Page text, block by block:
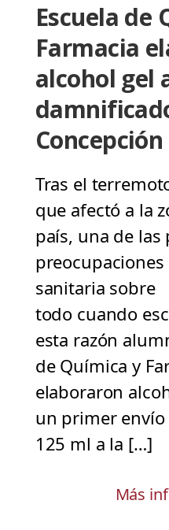
Escuela de
Farmacia
alcohol gel
Concepción
Tras el
que afectó a la
país, una de las
sanitaria sobre
todo cuando
esta razón
de Química y
elaboraron
un primer envío
125 ml a la […]
Más